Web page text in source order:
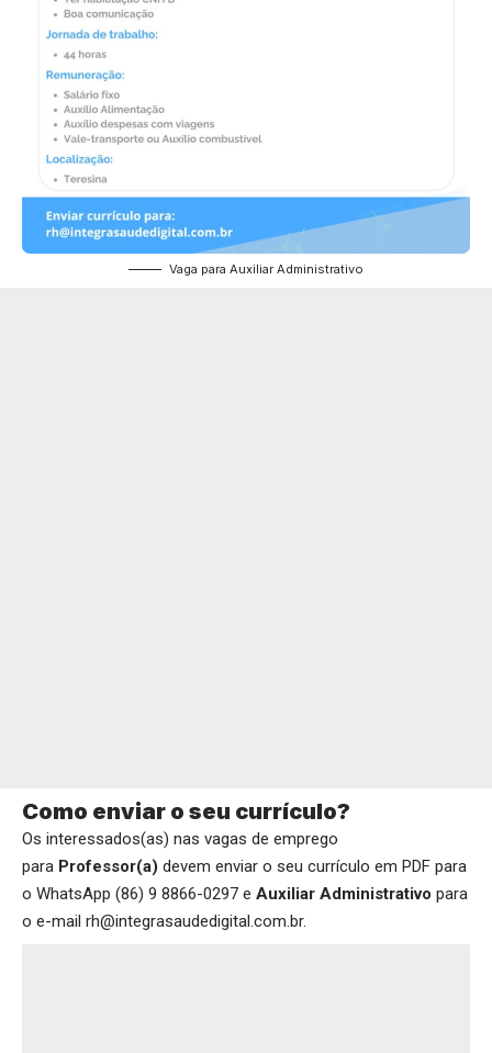
Vaga para Auxiliar Administrativo
Como enviar o seu currículo?
Os interessados(as) nas vagas de emprego
para Professor(a) devem enviar o seu currículo em PDF para
o WhatsApp (86) 9 8866-0297 e Auxiliar Administrativo para
o e-mail rh@integrasaudedigital.com.br.